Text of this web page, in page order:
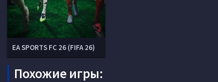
EA SPORTS FC 26 (FIFA 26)
Похожие игры: